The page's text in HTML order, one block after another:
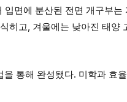
면에 분산된 전면 개구부
히고, 겨울에는 낮아진 태양
통해 완성됐다. 미학과 효